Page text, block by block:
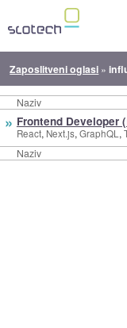
Zaposlitveni oglasi »
Naziv
Naziv
» Frontend Developer
React, Next.js, GraphQL,